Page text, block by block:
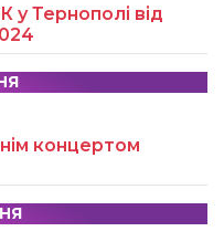
у Тернополі від
концертом